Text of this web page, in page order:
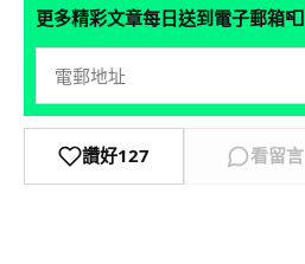
更多精彩文章每日送到電子郵箱📮
讚好127 看留言